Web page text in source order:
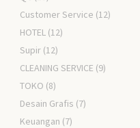
Customer Service (12)
HOTEL (12)
Supir (12)
CLEANING SERVICE (9)
TOKO (8)
Desain Grafis (7)
Keuangan (7)